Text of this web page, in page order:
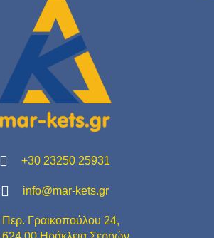
+30 23250 25931
info@mar-kets.gr
Περ. Γραικοπούλου 24,